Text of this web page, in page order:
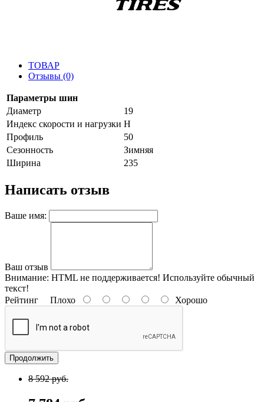
ТОВАР
Отзывы (0)
Параметры шин
Диаметр
19
Индекс скорости и нагрузки H
Профиль
50
Сезонность
Зимняя
Ширина
235
Написать отзыв
Ваше имя:
Ваш отзыв
Внимание: HTML не поддерживается! Используйте обычный
текст!
Рейтинг Плохо Хорошо
Продолжить
8 592 руб.